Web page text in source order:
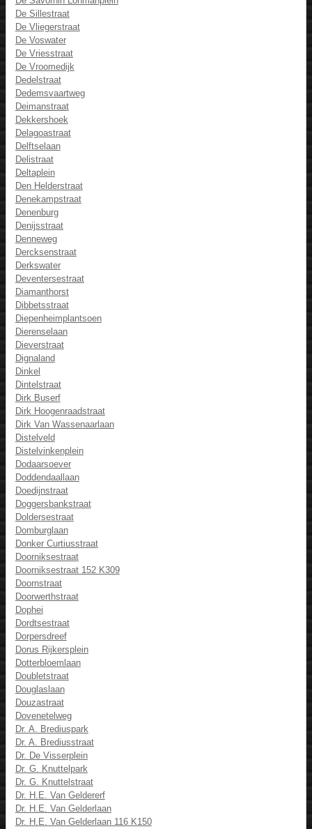
De Sillestraat
De Vliegerstraat
De Voswater
De Vriesstraat
De Vroomedijk
Dedelstraat
Dedemsvaartweg
Deimanstraat
Dekkershoek
Delagoastraat
Delftselaan
Delistraat
Deltaplein
Den Helderstraat
Denekampstraat
Denenburg
Denijsstraat
Denneweg
Dercksenstraat
Derkswater
Deventersestraat
Diamanthorst
Dibbetsstraat
Diepenheimplantsoen
Dierenselaan
Dieverstraat
Dignaland
Dinkel
Dintelstraat
Dirk Buserf
Dirk Hoogenraadstraat
Dirk Van Wassenaarlaan
Distelveld
Distelvinkenplein
Dodaarsoever
Doddendaallaan
Doedijnstraat
Doggersbankstraat
Doldersestraat
Domburglaan
Donker Curtiusstraat
Doorniksestraat
Doorniksestraat 152 K309
Doornstraat
Doorwerthstraat
Dophei
Dordtsestraat
Dorpersdreef
Dorus Rijkersplein
Dotterbloemlaan
Doubletstraat
Douglaslaan
Douzastraat
Dovenetelweg
Dr. A. Brediuspark
Dr. A. Brediusstraat
Dr. De Visserplein
Dr. G. Knuttelpark
Dr. G. Knuttelstraat
Dr. H.E. Van Geldererf
Dr. H.E. Van Gelderlaan
Dr. H.E. Van Gelderlaan 116 K150